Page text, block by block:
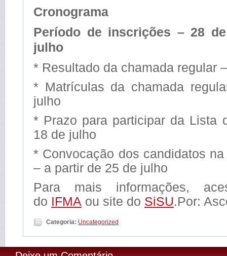
Cronograma
Período de inscrições – 28
julho
* Resultado da chamada regular
* Matrículas da chamada
julho
* Prazo para participar da Lista
18 de julho
* Convocação dos candidatos
– a partir de 25 de julho
Para mais informações,
do IFMA ou site do SiSU.Por:
Categoria: Uncategorized